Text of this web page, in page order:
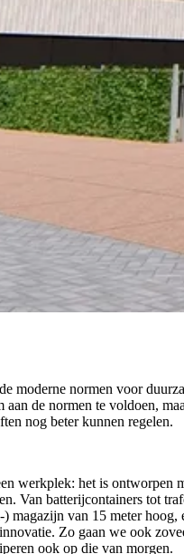
normen voor
de normen te voldoen,
nog beter kunnen regelen.
werkplek: het is
Van batterijcontainers tot
magazijn van 15 meter
Zo gaan we ook
ook op die van morgen.